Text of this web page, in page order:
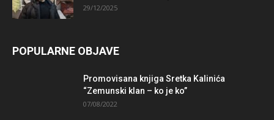
29/12/2025
POPULARNE OBJAVE
Promovisana knjiga Sretka Kalinića
“Zemunski klan – ko je ko”
07/08/2022